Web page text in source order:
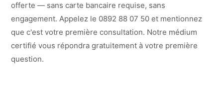
offerte — sans carte bancaire requise, sans
engagement. Appelez le 0892 88 07 50 et mentionnez
que c'est votre première consultation. Notre médium
certifié vous répondra gratuitement à votre première
question.